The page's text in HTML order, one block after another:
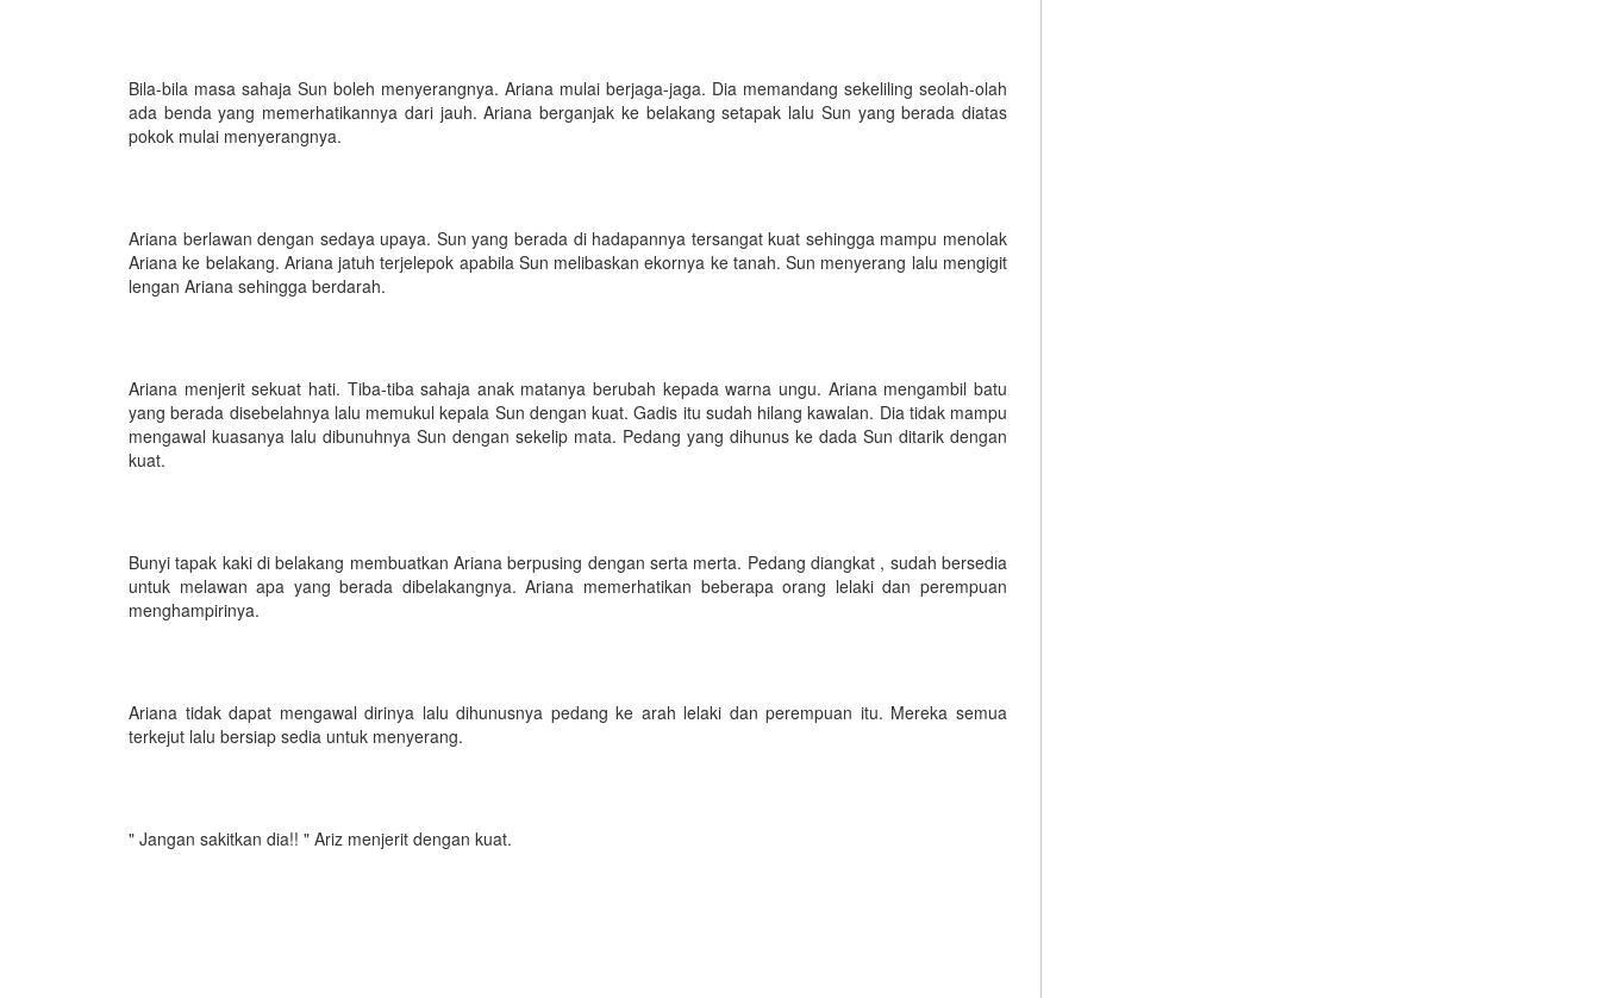
Bila-bila masa sahaja Sun boleh menyerangnya. Ariana mulai berjaga-jaga. Dia memandang sekeliling seolah-olah
ada benda yang memerhatikannya dari jauh. Ariana berganjak ke belakang setapak lalu Sun yang berada diatas
pokok mulai menyerangnya.
Ariana berlawan dengan sedaya upaya. Sun yang berada di hadapannya tersangat kuat sehingga mampu menolak
Ariana ke belakang. Ariana jatuh terjelepok apabila Sun melibaskan ekornya ke tanah. Sun menyerang lalu mengigit
lengan Ariana sehingga berdarah.
Ariana menjerit sekuat hati. Tiba-tiba sahaja anak matanya berubah kepada warna ungu. Ariana mengambil batu
yang berada disebelahnya lalu memukul kepala Sun dengan kuat. Gadis itu sudah hilang kawalan. Dia tidak mampu
mengawal kuasanya lalu dibunuhnya Sun dengan sekelip mata. Pedang yang dihunus ke dada Sun ditarik dengan
kuat.
Bunyi tapak kaki di belakang membuatkan Ariana berpusing dengan serta merta. Pedang diangkat , sudah bersedia
untuk melawan apa yang berada dibelakangnya. Ariana memerhatikan beberapa orang lelaki dan perempuan
menghampirinya.
Ariana tidak dapat mengawal dirinya lalu dihunusnya pedang ke arah lelaki dan perempuan itu. Mereka semua
terkejut lalu bersiap sedia untuk menyerang.
" Jangan sakitkan dia!! " Ariz menjerit dengan kuat.